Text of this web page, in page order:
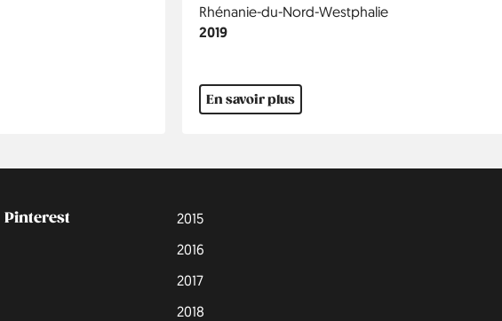
Région
Rhénanie-du-Nord-Westphalie
Année
2019
En savoir plus
Social
Pinterest
2015
2016
2017
2018